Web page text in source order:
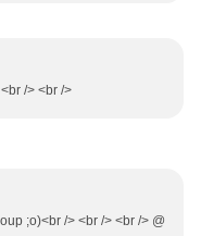
/> <br />
;o)<br /> <br /> <br /> @